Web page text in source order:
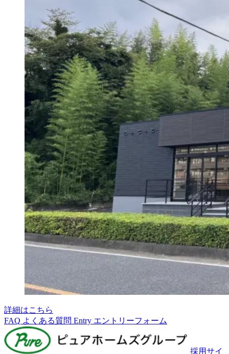
詳細はこちら
FAQ よくある質問 Entry エントリーフォーム
採用サイ